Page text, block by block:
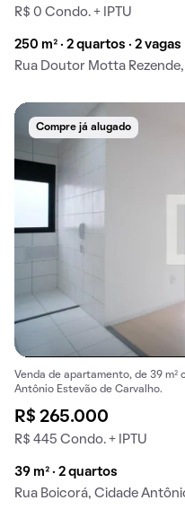
R$ 0 Condo. + IPTU
250 m² · 2 quartos · 2 vagas
Rua Doutor Motta Rezende,
Compre já alugado
Venda de apartamento, de 39 m²
Antônio Estevão de Carvalho.
R$ 265.000
R$ 445 Condo. + IPTU
39 m² · 2 quartos
Rua Boicorá, Cidade